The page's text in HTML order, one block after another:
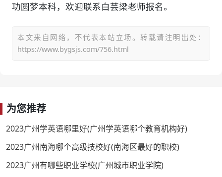
功圆梦本科，欢迎联系白芸梁老师报名。
本文来自网络，不代表本站立场。转载请注明出处：
https://www.bygsjs.com/756.html
为您推荐
2023广州学英语哪里好(广州学英语哪个教育机构好)
2023广州南海哪个高级技校好(南海区最好的职校)
2023广州有哪些职业学校(广州城市职业学院)